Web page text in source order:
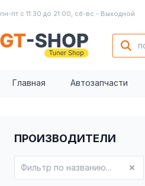
пн-пт с 11:30 до 21:00, сб-вс - Выходной
Главная Автозапчасти
ПРОИЗВОДИТЕЛИ